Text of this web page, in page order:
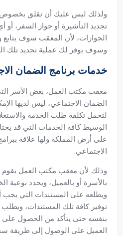
ولذلك ليس عليك أن تقلق
تجديد التأشيرة أو جواز السفر،
الجوازات، لأن المعقب سوف يتابع
وسوف يوفر لك عملية تجديد تلك
خدمات برنامج الضمان
معقب مكتب العمل، بعض الأسر
الضمان الاجتماعي، ليس لديها
لتحمل تكلفة طلب الخدمة
الوسيط كافة الخدمات التي قد
على أرض المملكة ولها علاقة
الاجتماعي.
وذلك لأن معقب مكتب العمل يقوم
بالأسرة أو بالعميل، ويحدد نوعية
ويطلعه على المستندات التي يجب
توفير كافة تلك المستندات،
بنفسه حتى يتأكد من الحصول على
العميل على الوصول إلى طريقة